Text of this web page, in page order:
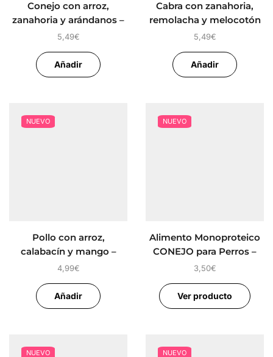
Conejo con arroz,
zanahoria y arándanos –
Alimento Completo para
5,49€
Añadir
Cabra con zanahoria,
remolacha y melocotón
– Alimento Completo
5,49€
Añadir
NUEVO
Pollo con arroz,
calabacín y mango –
Alimento Completo para
4,99€
Añadir
NUEVO
Alimento Monoproteico
CONEJO para Perros –
ZEN
3,50€
Ver producto
NUEVO NUEVO